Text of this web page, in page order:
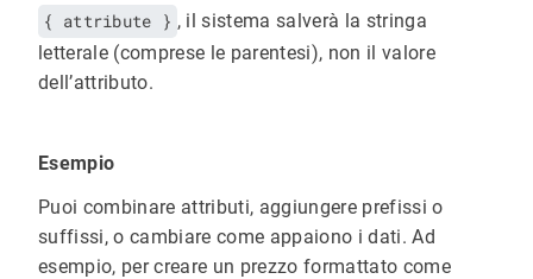
{ attribute } , il sistema salverà la stringa
letterale (comprese le parentesi), non il valore
dell’attributo.
Esempio
Puoi combinare attributi, aggiungere prefissi o
suffissi, o cambiare come appaiono i dati. Ad
esempio, per creare un prezzo formattato come